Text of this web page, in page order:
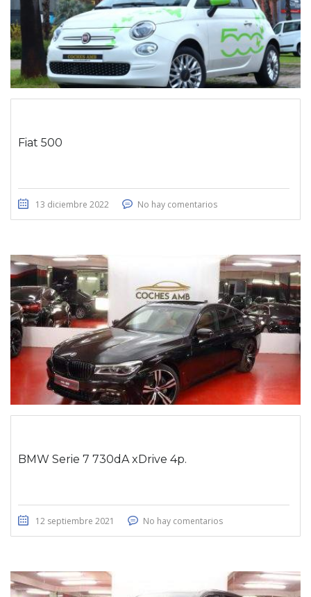
Fiat 500
13 diciembre 2022 No hay comentarios
BMW Serie 7 730dA xDrive 4p.
12 septiembre 2021 No hay comentarios